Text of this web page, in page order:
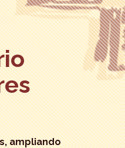
ampliando